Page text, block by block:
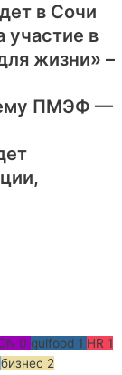
в Сочи
участие в
жизни» –
ПМЭФ —
0 gulfood 1 HR 1
бизнес 2